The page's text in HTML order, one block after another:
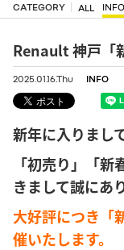
CATEGORY ALL INFO
Renault 神戸「
2025.01.16.Thu INFO
新年に入りまし
「初売り」「
きまして誠にあ
大好評につき「
催いたします。